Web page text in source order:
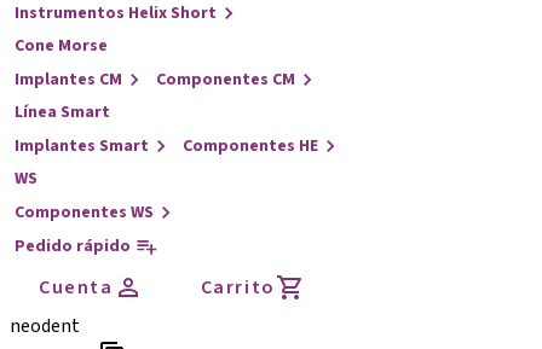
Instrumentos Helix Short
Cone Morse
Implantes CM
Componentes CM
Línea Smart
Implantes Smart
Componentes HE
WS
Componentes WS
Pedido rápido
Cuenta
Carrito
neodent